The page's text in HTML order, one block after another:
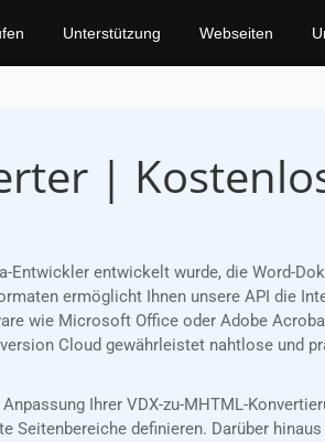
Unterstützung Webseiten
|
Entwickler entwickelt wurde, die Word-
ermöglicht Ihnen unsere API die
wie Microsoft Office oder Adobe
Cloud gewährleistet nahtlose und
Ihrer VDX-zu-MHTML-
Seitenbereiche definieren. Darüber